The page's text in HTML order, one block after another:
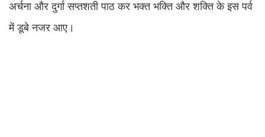
अर्चना और दुर्गा सप्तशती पाठ कर भक्त भक्ति और शक्ति के इस पर्व
में डूबे नजर आए।